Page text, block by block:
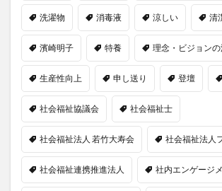
洗濯物 消毒液 涼しい 清
濱崎明子 特養 理念・ビジョンの
生産性向上 申し送り 登壇
社会福祉協議会 社会福祉士
社会福祉法人 若竹大寿会 社会福祉法人
社会福祉連携推進法人 社内エンゲージ